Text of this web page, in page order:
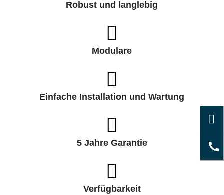
Robust und langlebig
Modulare
Einfache Installation und Wartung
5 Jahre Garantie
Verfügbarkeit